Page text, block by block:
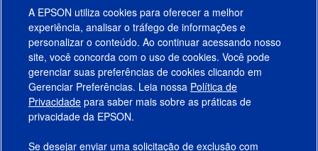
Avaliações
Funciona Com
Produtos
Suporte
Links Sugeridos
A EPSON utiliza cookies para oferecer a melhor
experiência, analisar o tráfego de informações e
personalizar o conteúdo. Ao continuar acessando nosso
site, você concorda com o uso de cookies. Você pode
gerenciar suas preferências de cookies clicando em
Gerenciar Preferências. Leia nossa Política de
Privacidade para saber mais sobre as práticas de
privacidade da EPSON.
Se desejar enviar uma solicitação de exclusão com